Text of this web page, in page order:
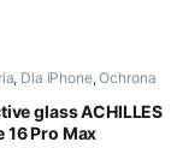
, Dla iPhone,Ochrona
iPhone
glass ACHILLES
16 Pro Max